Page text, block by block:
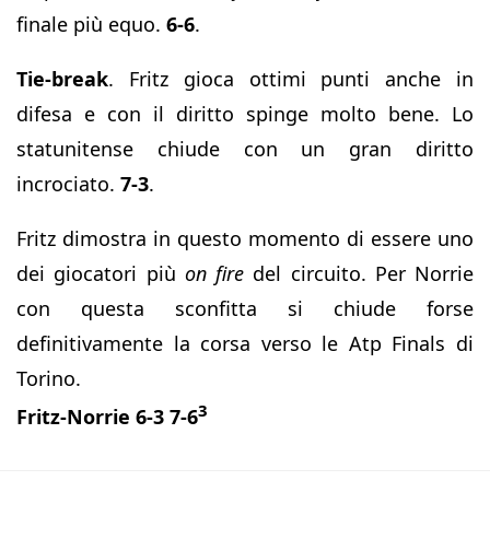
finale più equo. 6-6.
Tie-break. Fritz gioca ottimi punti anche in
difesa e con il diritto spinge molto bene. Lo
statunitense chiude con un gran diritto
incrociato. 7-3.
Fritz dimostra in questo momento di essere uno
dei giocatori più on fire del circuito. Per Norrie
con questa sconfitta si chiude forse
definitivamente la corsa verso le Atp Finals di
Torino.
Fritz-Norrie 6-3 7-63